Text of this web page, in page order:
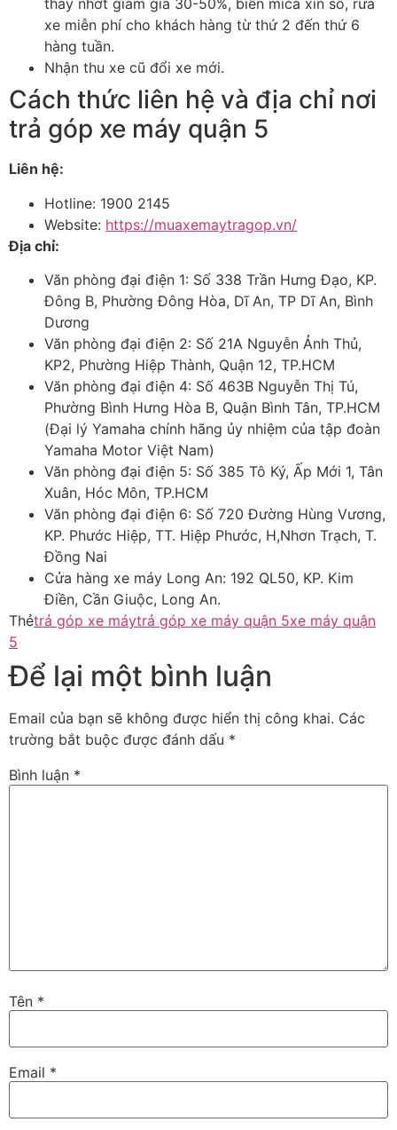
thay nhớt giảm giá 30-50%, biển mica xin số, rửa
xe miễn phí cho khách hàng từ thứ 2 đến thứ 6
hàng tuần.
Nhận thu xe cũ đổi xe mới.
Cách thức liên hệ và địa chỉ nơi
trả góp xe máy quận 5
Liên hệ:
Hotline: 1900 2145
Website: https://muaxemaytragop.vn/
Địa chỉ:
Văn phòng đại điện 1: Số 338 Trần Hưng Đạo, KP.
Đông B, Phường Đông Hòa, Dĩ An, TP Dĩ An, Bình
Dương
Văn phòng đại điện 2: Số 21A Nguyễn Ảnh Thủ,
KP2, Phường Hiệp Thành, Quận 12, TP.HCM
Văn phòng đại điện 4: Số 463B Nguyễn Thị Tú,
Phường Bình Hưng Hòa B, Quận Bình Tân, TP.HCM
(Đại lý Yamaha chính hãng ủy nhiệm của tập đoàn
Yamaha Motor Việt Nam)
Văn phòng đại điện 5: Số 385 Tô Ký, Ấp Mới 1, Tân
Xuân, Hóc Môn, TP.HCM
Văn phòng đại điện 6: Số 720 Đường Hùng Vương,
KP. Phước Hiệp, TT. Hiệp Phước, H,Nhơn Trạch, T.
Đồng Nai
Cửa hàng xe máy Long An: 192 QL50, KP. Kim
Điền, Cần Giuộc, Long An.
Thẻtrả góp xe máytrả góp xe máy quận 5xe máy quận
5
Để lại một bình luận
Email của bạn sẽ không được hiển thị công khai. Các
trường bắt buộc được đánh dấu *
Bình luận *
Tên *
Email *